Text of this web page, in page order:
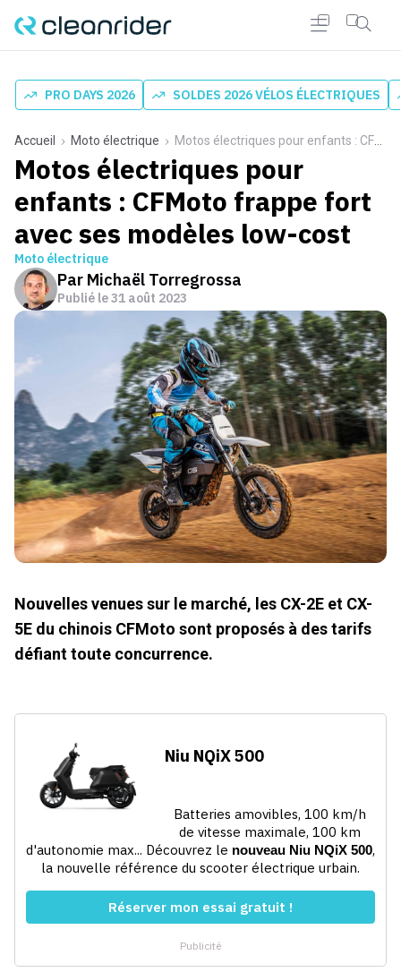
PRO DAYS 2026 SOLDES 2026 VÉLOS ÉLECTRIQUES
Accueil Moto électrique Motos électriques pour enfants : CFMoto frappe fort avec ses modèles low-cost
Motos électriques pour
enfants : CFMoto frappe fort
avec ses modèles low-cost
Moto électrique
Par Michaël Torregrossa
Publié le31 août 2023
Nouvelles venues sur le marché, les CX-2E et CX-
5E du chinois CFMoto sont proposés à des tarifs
défiant toute concurrence.